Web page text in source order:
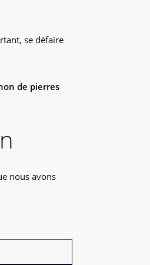
se défaire
de pierres
nous avons